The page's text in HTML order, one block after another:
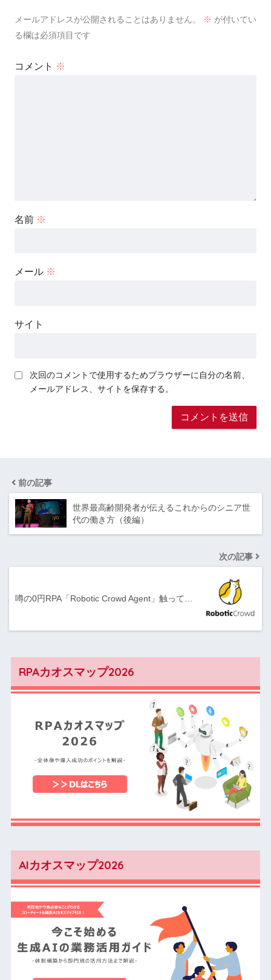
メールアドレスが公開されることはありません。 ※ が付いてい
る欄は必須項目です
コメント ※
名前 ※
メール ※
サイト
次回のコメントで使用するためブラウザーに自分の名前、
メールアドレス、サイトを保存する。
前の記事
世界最高齢開発者が伝えるこれからのシニア世
代の働き方（後編）
次の記事
噂の0円RPA「Robotic Crowd Agent」触って…
RPAカオスマップ2026
AIカオスマップ2026